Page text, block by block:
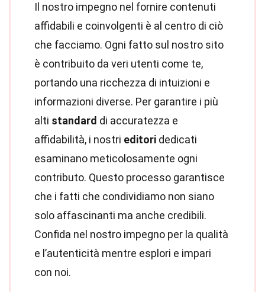
Il nostro impegno nel fornire contenuti
affidabili e coinvolgenti è al centro di ciò
che facciamo. Ogni fatto sul nostro sito
è contribuito da veri utenti come te,
portando una ricchezza di intuizioni e
informazioni diverse. Per garantire i più
alti standard di accuratezza e
affidabilità, i nostri editori dedicati
esaminano meticolosamente ogni
contributo. Questo processo garantisce
che i fatti che condividiamo non siano
solo affascinanti ma anche credibili.
Confida nel nostro impegno per la qualità
e l’autenticità mentre esplori e impari
con noi.